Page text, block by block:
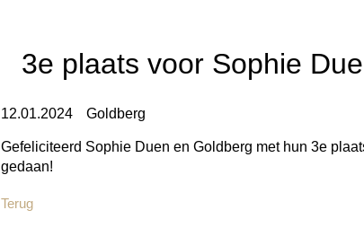
3e plaats voor Sophie
12.01.2024 Goldberg
Gefeliciteerd Sophie Duen en Goldberg met hun 3e
gedaan!
Terug